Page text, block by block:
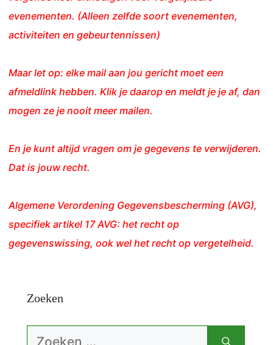
evenementen. (Alleen zelfde soort evenementen,
activiteiten en gebeurtennissen)
Maar let op: elke mail aan jou gericht moet een
afmeldlink hebben. Klik je daarop en meldt je je af, dan
mogen ze je nooit meer mailen.
En je kunt altijd vragen om je gegevens te verwijderen.
Dat is jouw recht.
Algemene Verordening Gegevensbescherming (AVG),
specifiek artikel 17 AVG: het recht op
gegevenswissing, ook wel het recht op vergetelheid.
Zoeken
Zoek